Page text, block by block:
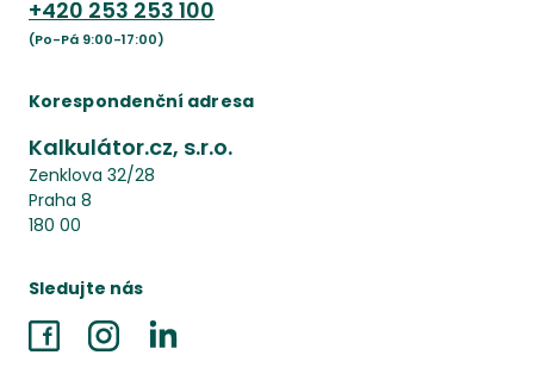
+420 253 253 100
(Po-Pá 9:00-17:00)
Korespondenční adresa
Kalkulátor.cz, s.r.o.
Zenklova 32/28
Praha 8
180 00
Sledujte nás
FacebookInstagramLinkedIn